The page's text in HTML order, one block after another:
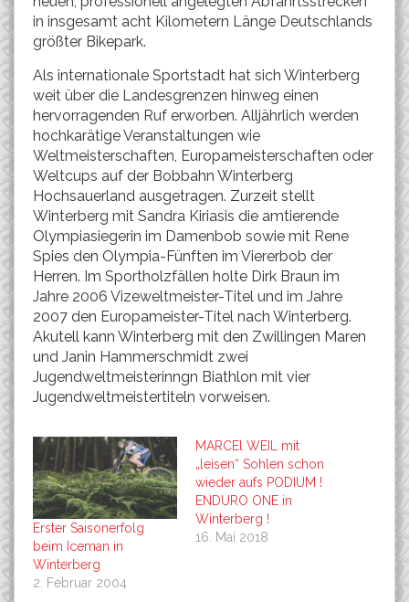
in insgesamt acht Kilometern Länge Deutschlands
größter Bikepark.
Als internationale Sportstadt hat sich Winterberg
weit über die Landesgrenzen hinweg einen
hervorragenden Ruf erworben. Alljährlich werden
hochkarätige Veranstaltungen wie
Weltmeisterschaften, Europameisterschaften oder
Weltcups auf der Bobbahn Winterberg
Hochsauerland ausgetragen. Zurzeit stellt
Winterberg mit Sandra Kiriasis die amtierende
Olympiasiegerin im Damenbob sowie mit Rene
Spies den Olympia-Fünften im Viererbob der
Herren. Im Sportholzfällen holte Dirk Braun im
Jahre 2006 Vizeweltmeister-Titel und im Jahre
2007 den Europameister-Titel nach Winterberg.
Akutell kann Winterberg mit den Zwillingen Maren
und Janin Hammerschmidt zwei
Jugendweltmeisterinngn Biathlon mit vier
Jugendweltmeistertiteln vorweisen.
Erster Saisonerfolg
beim Iceman in
Winterberg
2. Februar 2004
MARCEl WEIL mit
„leisen“ Sohlen schon
wieder aufs PODIUM !
ENDURO ONE in
Winterberg !
16. Mai 2018